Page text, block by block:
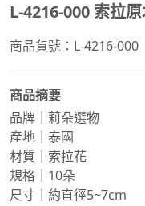
L-4216-000 索拉
商品貨號：L-4216-000
商品摘要
品牌｜莉朵選物
產地｜泰國
材質｜索拉花
規格｜10朵
尺寸｜約直徑5~7cm